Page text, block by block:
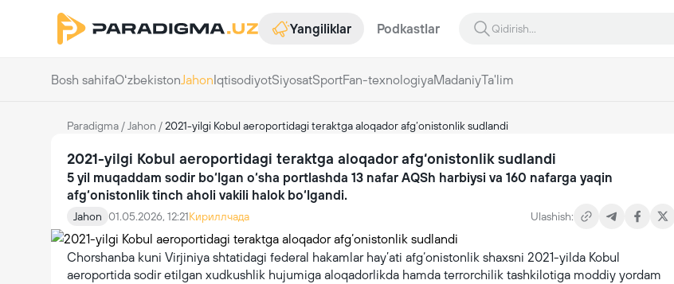
Yangiliklar Podkastlar
Bosh sahifaOʻzbekistonJahonIqtisodiyotSiyosatSportFan-texnologiyaMadaniyTa'lim
Paradigma / Jahon /2021-yilgi Kobul aeroportidagi teraktga aloqador afg‘onistonlik sudlandi
2021-yilgi Kobul aeroportidagi teraktga aloqador afg‘onistonlik sudlandi
5 yil muqaddam sodir bo‘lgan o‘sha portlashda 13 nafar AQSh harbiysi va 160 nafarga yaqin
afg‘onistonlik tinch aholi vakili halok bo‘lgandi.
Jahon 01.05.2026, 12:21Кириллчада Ulashish:
Chorshanba kuni Virjiniya shtatidagi federal hakamlar hay’ati afg‘onistonlik shaxsni 2021-yilda Kobul
aeroportida sodir etilgan xudkushlik hujumiga aloqadorlikda hamda terrorchilik tashkilotiga moddiy yordam